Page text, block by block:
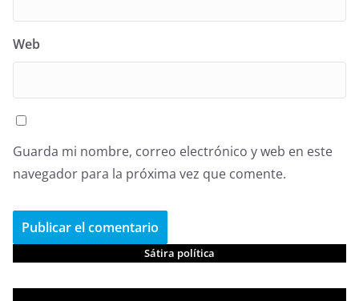
Web
Guarda mi nombre, correo electrónico y web en este
navegador para la próxima vez que comente.
Sátira política